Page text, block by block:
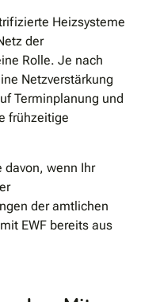
Heizsysteme
der
Rolle. Je nach
Netzverstärkung
Terminplanung und
frühzeitige
davon, wenn Ihr
der amtlichen
EWF bereits aus